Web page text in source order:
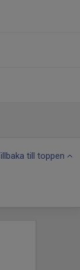
till toppen